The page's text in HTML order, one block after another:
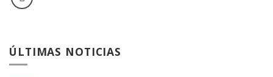
ÚLTIMAS NOTICIAS